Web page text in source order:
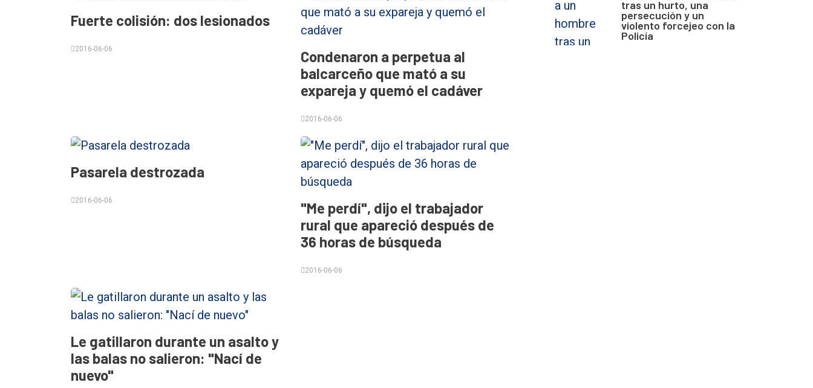
Fuerte colisión: dos lesionados
2016-06-06
Condenaron a perpetua al
balcarceño que mató a su
expareja y quemó el cadáver
2016-06-06
Pasarela destrozada
2016-06-06
"Me perdí", dijo el trabajador
rural que apareció después de
36 horas de búsqueda
2016-06-06
Le gatillaron durante un asalto y
las balas no salieron: "Nací de
nuevo"
tras un hurto, una
persecución y un
violento forcejeo con la
Policía